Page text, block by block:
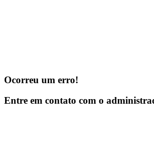
Ocorreu um erro!
Entre em contato com o